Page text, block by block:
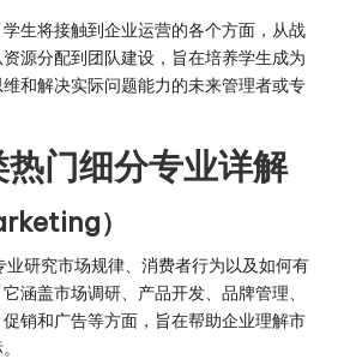
生将接触到企业运营的各个方面，从战
源分配到团队建设，旨在培养学生成为
和解决实际问题能力的未来管理者或专
门细分专业详解
）
业研究市场规律、消费者行为以及如何有
涵盖市场调研、产品开发、品牌管理、
销和广告等方面，旨在帮助企业理解市